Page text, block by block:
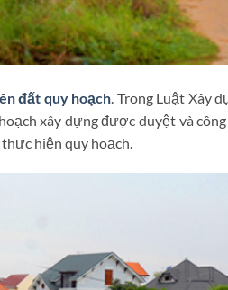
đất quy hoạch. Trong Luật Xây
xây dựng được duyệt và
hiện quy hoạch.